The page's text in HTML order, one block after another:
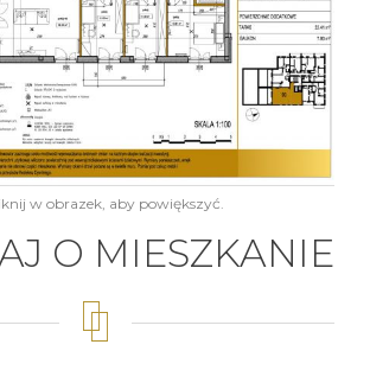
w obrazek, aby powiększyć.
O MIESZKANIE